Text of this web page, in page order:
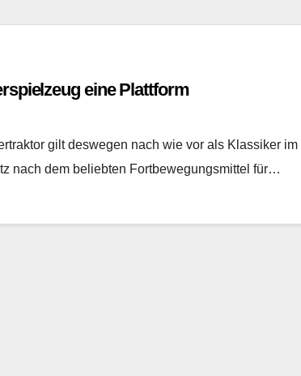
eine Plattform
gilt deswegen nach wie vor als Klassiker im
nach dem beliebten Fortbewegungsmittel für…